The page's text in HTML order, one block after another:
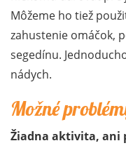
Môžeme ho tiež
zahustenie omáčok,
segedínu.
nádych.
Možné
Žiadna aktivita, ani